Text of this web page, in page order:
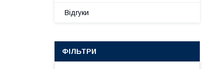
Відгуки
ФІЛЬТРИ